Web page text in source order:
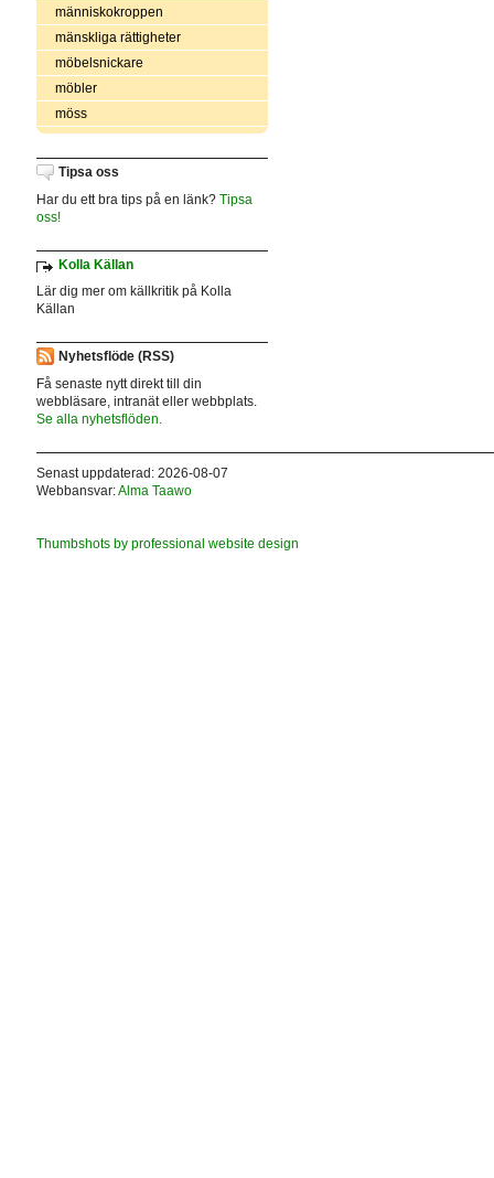
människokroppen
mänskliga rättigheter
möbelsnickare
möbler
möss
Tipsa oss
Har du ett bra tips på en länk? Tipsa
oss!
Kolla Källan
Lär dig mer om källkritik på Kolla
Källan
Nyhetsflöde (RSS)
Få senaste nytt direkt till din
webbläsare, intranät eller webbplats.
Se alla nyhetsflöden.
Senast uppdaterad: 2026-08-07
Webbansvar:Alma Taawo
Thumbshots by professional website design